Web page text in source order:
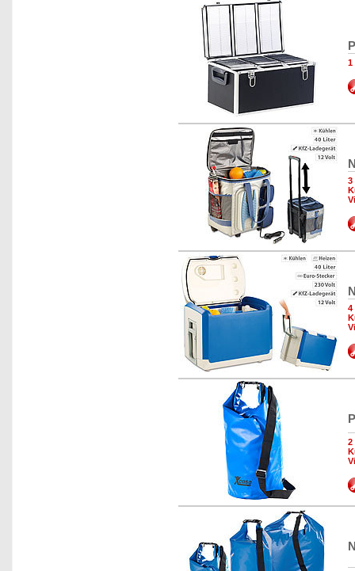
1
3
4
2